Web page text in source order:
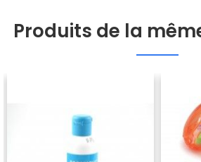
Produits de la